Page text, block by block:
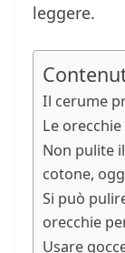
leggere.
Il cerume
Le
Non pulite
cotone,
Si può
orecchie
Usare